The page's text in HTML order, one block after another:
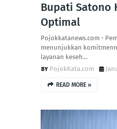
Bupati Satono
Optimal
Pojokkatanews.com -
menunjukkan
layanan keseh…
PojokKata.com
READ MORE »